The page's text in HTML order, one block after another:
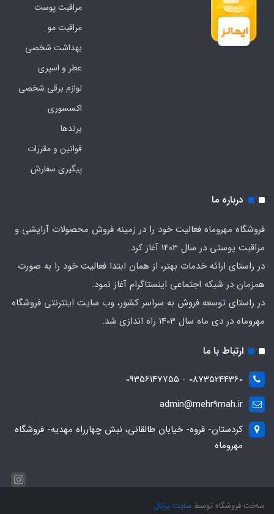
مراقبت پوست
مراقبت مو
بهداشت شخصی
عطر و اسپری
لوازم برقی شخصی
اکسسوری
برندها
قوانین و مقررات
پیگیری سفارش
درباره ما
فروشگاه مهروماه فعالیت خود را در زمینه فروش محصولات آرایشی و
مراقبت پوستی در سال 1403 آغاز کرد.
در راستای ارائه خدمات بهتر، از همان ابتدا فعالیت خود را به صورت
همزمان در شبکه اجتماعی اینستاگرام آغاز نمود.
در راستای توسعه فروش به سراسر کشور، وب سایت اینترنتی فروشگاه
مهروماه در دی ماه سال 1403 راه اندازی شد.
ارتباط با ما
08735244360 - 09356147755
admin@mehr9mah.ir
کردستان- قروه- خیابان طالقانی، نبش چهارراه مهدیه- فروشگاه
مهروماه
ساخت فروشگاه توسط سایت پرتال